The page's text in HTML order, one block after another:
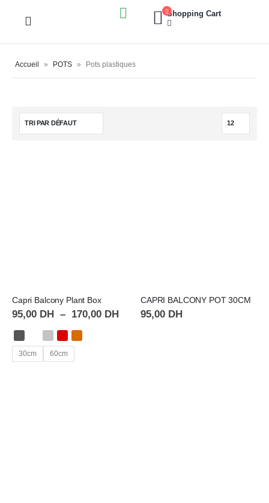
Shopping Cart
Accueil » POTS » Pots plastiques
Capri Balcony Plant Box
95,00 DH – 170,00 DH
30cm 60cm
CAPRI BALCONY POT 30CM
95,00 DH